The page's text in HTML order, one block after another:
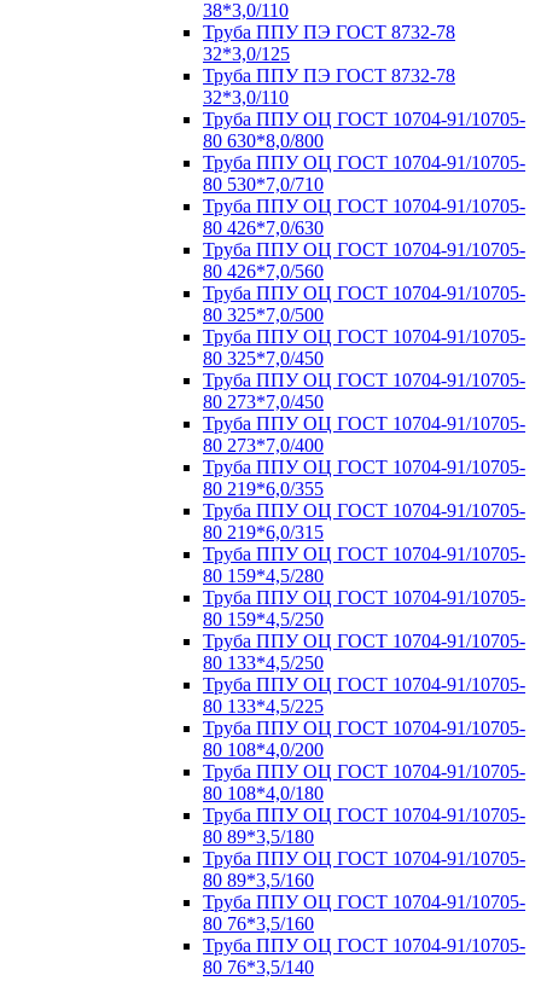
38*3,0/110
Труба ППУ ПЭ ГОСТ 8732-78
32*3,0/125
Труба ППУ ПЭ ГОСТ 8732-78
32*3,0/110
Труба ППУ ОЦ ГОСТ 10704-91/10705-
80 630*8,0/800
Труба ППУ ОЦ ГОСТ 10704-91/10705-
80 530*7,0/710
Труба ППУ ОЦ ГОСТ 10704-91/10705-
80 426*7,0/630
Труба ППУ ОЦ ГОСТ 10704-91/10705-
80 426*7,0/560
Труба ППУ ОЦ ГОСТ 10704-91/10705-
80 325*7,0/500
Труба ППУ ОЦ ГОСТ 10704-91/10705-
80 325*7,0/450
Труба ППУ ОЦ ГОСТ 10704-91/10705-
80 273*7,0/450
Труба ППУ ОЦ ГОСТ 10704-91/10705-
80 273*7,0/400
Труба ППУ ОЦ ГОСТ 10704-91/10705-
80 219*6,0/355
Труба ППУ ОЦ ГОСТ 10704-91/10705-
80 219*6,0/315
Труба ППУ ОЦ ГОСТ 10704-91/10705-
80 159*4,5/280
Труба ППУ ОЦ ГОСТ 10704-91/10705-
80 159*4,5/250
Труба ППУ ОЦ ГОСТ 10704-91/10705-
80 133*4,5/250
Труба ППУ ОЦ ГОСТ 10704-91/10705-
80 133*4,5/225
Труба ППУ ОЦ ГОСТ 10704-91/10705-
80 108*4,0/200
Труба ППУ ОЦ ГОСТ 10704-91/10705-
80 108*4,0/180
Труба ППУ ОЦ ГОСТ 10704-91/10705-
80 89*3,5/180
Труба ППУ ОЦ ГОСТ 10704-91/10705-
80 89*3,5/160
Труба ППУ ОЦ ГОСТ 10704-91/10705-
80 76*3,5/160
Труба ППУ ОЦ ГОСТ 10704-91/10705-
80 76*3,5/140